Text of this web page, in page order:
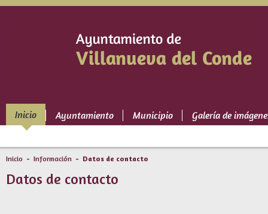
Inicio Ayuntamiento Municipio Galería de
Inicio - Información - Datos de contacto
Datos de contacto